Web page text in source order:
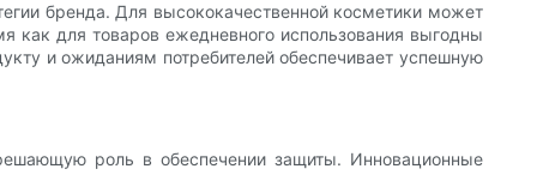
бренда. Для высококачественной косметики может
как для товаров ежедневного использования выгодны
и ожиданиям потребителей обеспечивает успешную
роль в обеспечении защиты. Инновационные